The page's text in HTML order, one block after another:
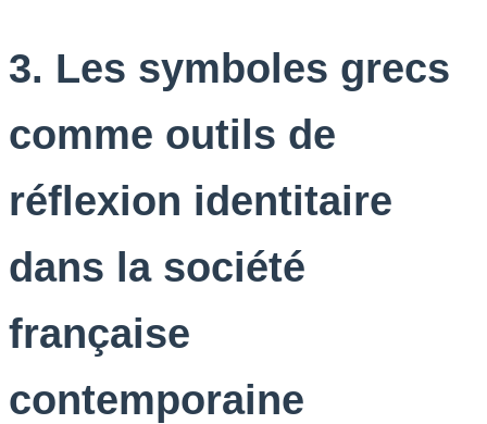
3. Les symboles grecs
comme outils de
réflexion identitaire
dans la société
française
contemporaine